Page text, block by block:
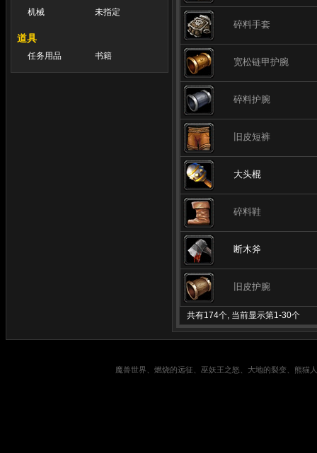
机械
未指定
道具
任务用品 书籍
碎料手套
宽松链甲护腕
碎料护腕
旧皮短裤
大头棍
碎料鞋
断木斧
旧皮护腕
共有174个, 当前显示第1-30个
魔兽世界、燃烧的远征、巫妖王之怒、大地的裂变、熊猫